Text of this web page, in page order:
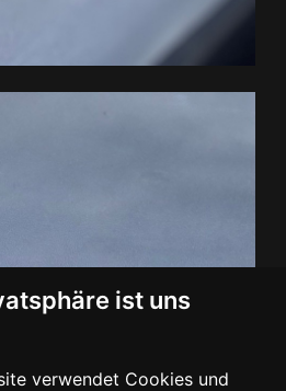
ist uns
verwendet Cookies und